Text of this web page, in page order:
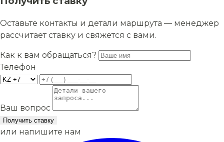
Оставьте контакты и детали маршрута — менеджер
рассчитает ставку и свяжется с вами.
Как к вам обращаться?
Телефон
Ваш вопрос
Получить ставку
или напишите нам